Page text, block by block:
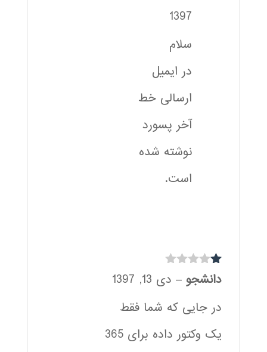
1397
سلام
در ایمیل
ارسالی خط
آخر پسورد
نوشته شده
است.
نم
ره
از
دانشجو – دی 13, 1397
در جایی که شما فقط
یک وکتور داده برای 365